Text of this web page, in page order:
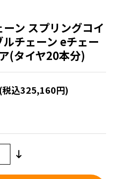
ン スプリングコイ
チェーン eチェー
(タイヤ20本分)
込325,160円)